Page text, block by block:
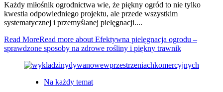
Każdy miłośnik ogrodnictwa wie, że piękny ogród to nie tylko
kwestia odpowiedniego projektu, ale przede wszystkim
systematycznej i przemyślanej pielęgnacji....
Read MoreRead more about Efektywna pielęgnacja ogrodu –
sprawdzone sposoby na zdrowe rośliny i piękny trawnik
Na każdy temat